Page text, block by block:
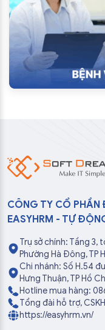
CÔNG TY CỔ PHẦN
EASYHRM - TỰ
Trụ sở chính: Tầng 3,
Phường Hà Đông, TP
Chi nhánh: Số H.54
Hưng Thuận, TP Hồ
Hotline mua hàng:
Tổng đài hỗ trợ,
https://easyhrm.vn/